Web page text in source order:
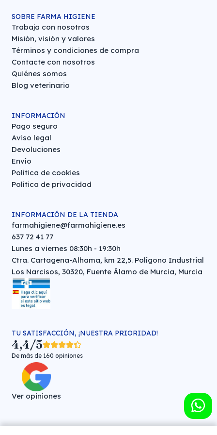
SOBRE FARMA HIGIENE
Trabaja con nosotros
Misión, visión y valores
Términos y condiciones de compra
Contacte con nosotros
Quiénes somos
Blog veterinario
INFORMACIÓN
Pago seguro
Aviso legal
Devoluciones
Envío
Política de cookies
Política de privacidad
INFORMACIÓN DE LA TIENDA
farmahigiene@farmahigiene.es
637 72 41 77
Lunes a viernes 08:30h - 19:30h
Ctra. Cartagena-Alhama, km 22,5. Polígono Industrial
Los Narcisos, 30320, Fuente Álamo de Murcia, Murcia
TU SATISFACCIÓN, ¡NUESTRA PRIORIDAD!
4,4/5
De más de 160 opiniones
Ver opiniones